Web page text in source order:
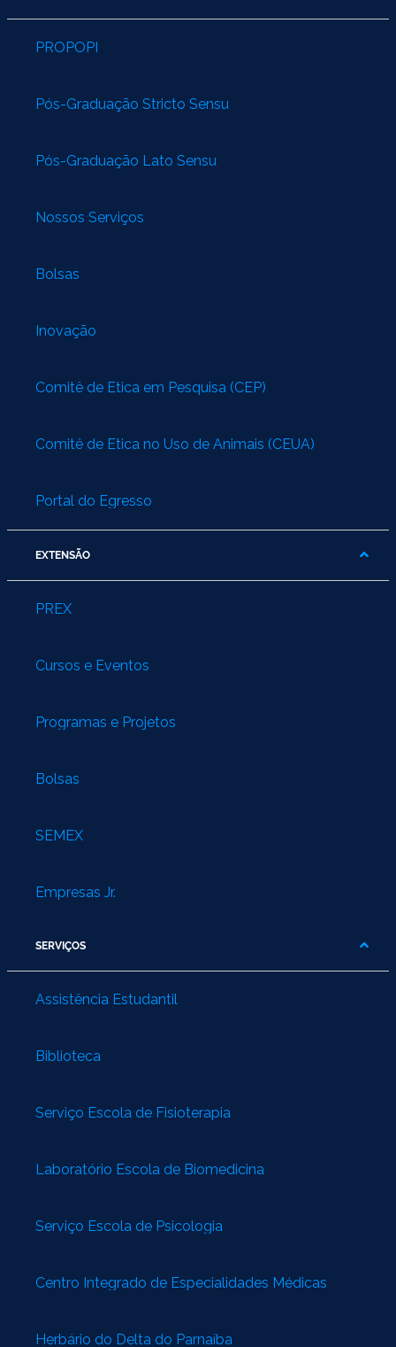
PROPOPI
Pós-Graduação Stricto Sensu
Pós-Graduação Lato Sensu
Nossos Serviços
Bolsas
Inovação
Comitê de Ética em Pesquisa (CEP)
Comitê de Ética no Uso de Animais (CEUA)
Portal do Egresso
EXTENSÃO
PREX
Cursos e Eventos
Programas e Projetos
Bolsas
SEMEX
Empresas Jr.
SERVIÇOS
Assistência Estudantil
Biblioteca
Serviço Escola de Fisioterapia
Laboratório Escola de Biomedicina
Serviço Escola de Psicologia
Centro Integrado de Especialidades Médicas
Herbário do Delta do Parnaíba